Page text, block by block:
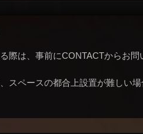
際は、事前にCONTACTからお問
スペースの都合上設置が難しい場